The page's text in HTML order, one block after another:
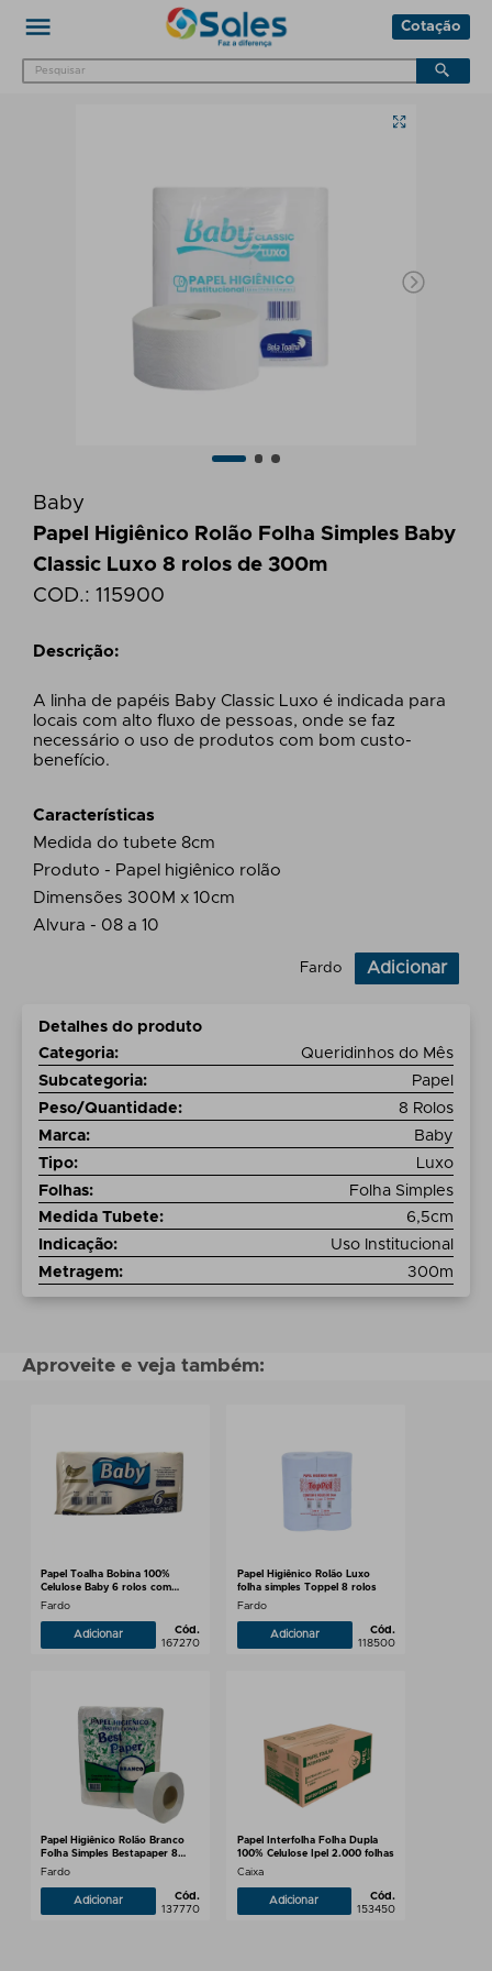
Cotação
Baby
Papel Higiênico Rolão Folha Simples Baby
Classic Luxo 8 rolos de 300m
COD.:115900
Descrição:
A linha de papéis Baby Classic Luxo é indicada para
locais com alto fluxo de pessoas, onde se faz
necessário o uso de produtos com bom custo-
benefício.
Características
Medida do tubete 8cm
Produto - Papel higiênico rolão
Dimensões 300M x 10cm
Alvura - 08 a 10
Fardo Adicionar
Detalhes do produto
Categoria:
Queridinhos do Mês
Subcategoria:
Papel
Peso/Quantidade:
8 Rolos
Marca:
Baby
Tipo:
Luxo
Folhas:
Folha Simples
Medida Tubete:
6,5cm
Indicação:
Uso Institucional
Metragem: 300m
Aproveite e veja também:
Papel Toalha Bobina 100%
Celulose Baby 6 rolos com
200m
Fardo
Adicionar
Cód.
167270
Papel Higiênico Rolão Luxo
folha simples Toppel 8 rolos
Fardo
Adicionar
Cód.
118500
Papel Higiênico Rolão Branco
Folha Simples Bestapaper 8
rolos
Fardo
Adicionar
Cód.
137770
Papel Interfolha Folha Dupla
100% Celulose Ipel 2.000 folhas
Caixa
Adicionar
Cód.
153450